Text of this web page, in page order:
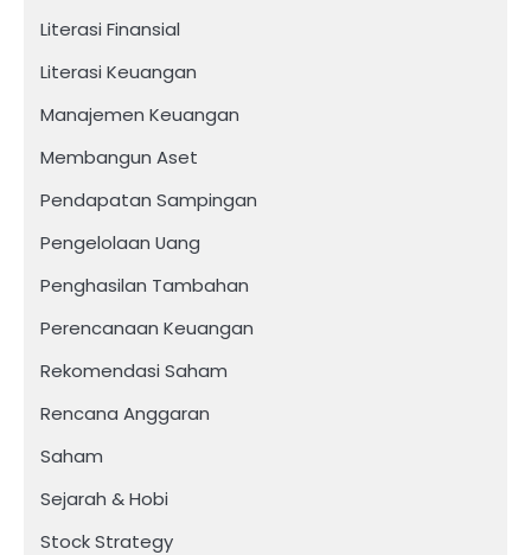
Literasi Finansial
Literasi Keuangan
Manajemen Keuangan
Membangun Aset
Pendapatan Sampingan
Pengelolaan Uang
Penghasilan Tambahan
Perencanaan Keuangan
Rekomendasi Saham
Rencana Anggaran
Saham
Sejarah & Hobi
Stock Strategy